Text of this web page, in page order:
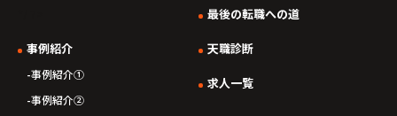
事例紹介
事例紹介①
事例紹介②
最後の転職への道
天職診断
求人一覧